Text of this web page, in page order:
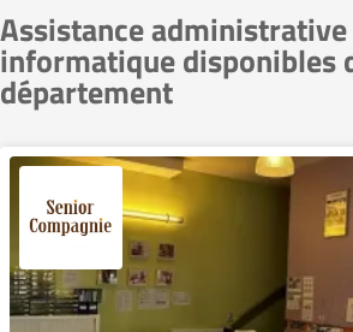
Assistance
informatique disponibles
département